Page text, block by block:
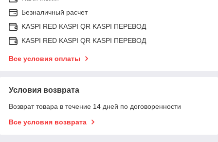
Безналичный расчет
KASPI RED KASPI QR KASPI ПЕРЕВОД
KASPI RED KASPI QR KASPI ПЕРЕВОД
Все условия оплаты
Условия возврата
Возврат товара в течение 14 дней по договоренности
Все условия возврата